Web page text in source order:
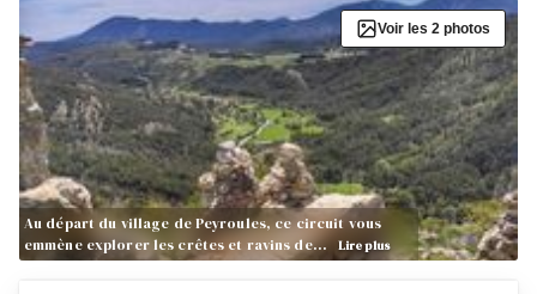
Au départ du village de Peyroules, ce circuit vous
emmène explorer les crêtes et ravins de… Lire plus
Voir les 2 photos